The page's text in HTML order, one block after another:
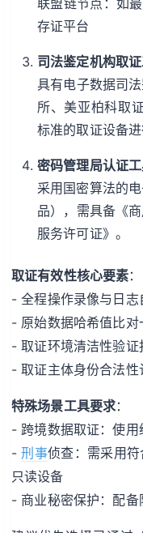
存证平台
司法鉴定机构取
具有电子数据司
所、美亚柏科取
标准的取证设备
密码管理局认证
采用国密算法的
品），需具备《
服务许可证》。
取证有效性核心要素：
- 全程操作录像与日志
- 原始数据哈希值比对
- 取证环境清洁性验证
- 取证主体身份合法性
特殊场景工具要求：
- 跨境数据取证：使
-刑事侦查：需采用
只读设备
- 商业秘密保护：配